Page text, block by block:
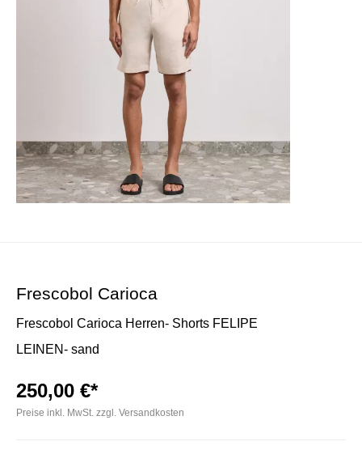
Frescobol Carioca
Frescobol Carioca Herren- Shorts FELIPE
LEINEN- sand
250,00 €*
Preise inkl. MwSt. zzgl. Versandkosten